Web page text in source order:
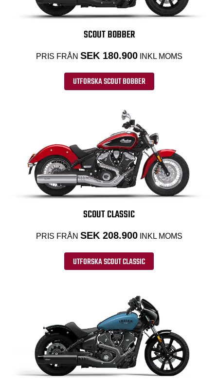
SCOUT BOBBER
PRIS FRÅN SEK 180.900 INKL MOMS
UTFORSKA SCOUT BOBBER
SCOUT CLASSIC
PRIS FRÅN SEK 208.900 INKL MOMS
UTFORSKA SCOUT CLASSIC